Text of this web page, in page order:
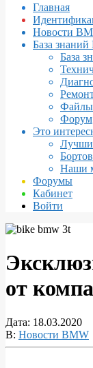
навигации
Главная
Новости
База
База
Файлы
Форум
Это
Наши
Форумы
Кабинет
Войти
от
Дата: 18.03.2020
В: Новости BMW